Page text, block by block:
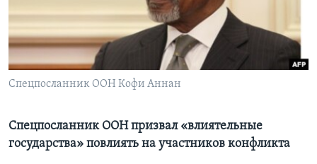
Learning English
СОЦИАЛЬНЫЕ СЕТИ
Языки
Спецпосланник ООН Кофи Аннан
Спецпосланник ООН призвал «влиятельные
государства» повлиять на участников конфликта